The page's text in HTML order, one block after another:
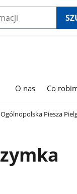
O nas Co
Piesza